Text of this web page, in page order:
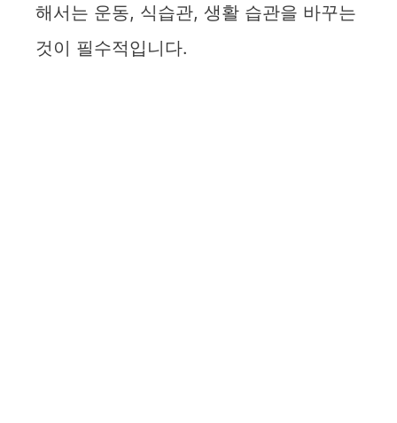
해서는 운동, 식습관, 생활 습관을 바꾸는
것이 필수적입니다.